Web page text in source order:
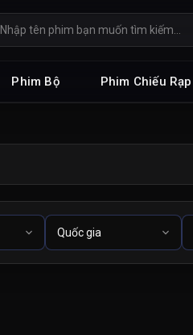
Phim Bộ Phim Chiếu Rạp